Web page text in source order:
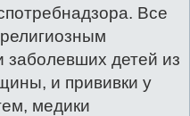
Все
детей из
и прививки у
медики